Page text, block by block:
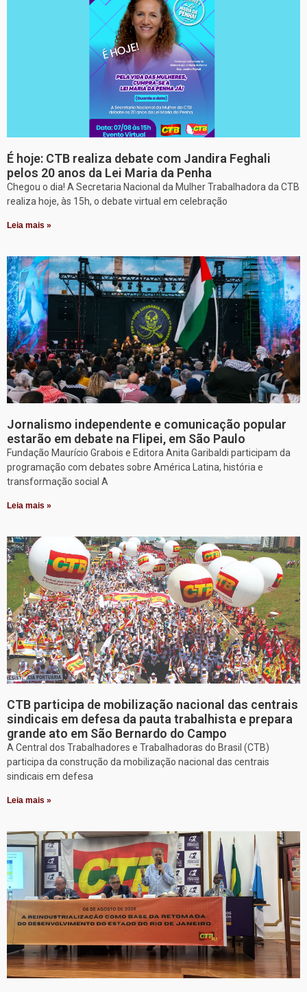
É hoje: CTB realiza debate com Jandira Feghali
pelos 20 anos da Lei Maria da Penha
Chegou o dia! A Secretaria Nacional da Mulher Trabalhadora da CTB
realiza hoje, às 15h, o debate virtual em celebração
Leia mais »
Jornalismo independente e comunicação popular
estarão em debate na Flipei, em São Paulo
Fundação Maurício Grabois e Editora Anita Garibaldi participam da
programação com debates sobre América Latina, história e
transformação social A
Leia mais »
CTB participa de mobilização nacional das centrais
sindicais em defesa da pauta trabalhista e prepara
grande ato em São Bernardo do Campo
A Central dos Trabalhadores e Trabalhadoras do Brasil (CTB)
participa da construção da mobilização nacional das centrais
sindicais em defesa
Leia mais »